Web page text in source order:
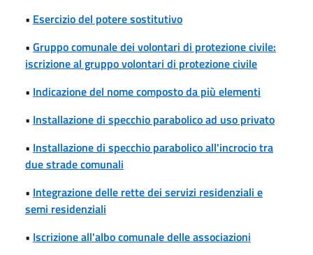
• Esercizio del potere sostitutivo
• Gruppo comunale dei volontari di protezione civile:
iscrizione al gruppo volontari di protezione civile
• Indicazione del nome composto da più elementi
• Installazione di specchio parabolico ad uso privato
• Installazione di specchio parabolico all'incrocio tra
due strade comunali
• Integrazione delle rette dei servizi residenziali e
semi residenziali
• Iscrizione all'albo comunale delle associazioni